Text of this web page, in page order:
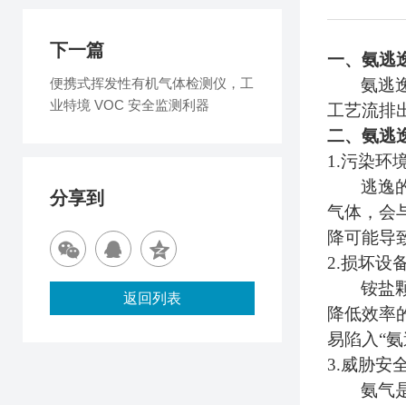
一、氨逃
氨逃
工艺流排
二、氨逃
1.污染环
逃逸
气体， 会
降可能导
2.损坏设
铵盐
降低效率
易陷入“
3.威胁安
氨气
下一篇
便携式挥发性有机气体检测仪，工
业特境 VOC 安全监测利器
分享到
返回列表